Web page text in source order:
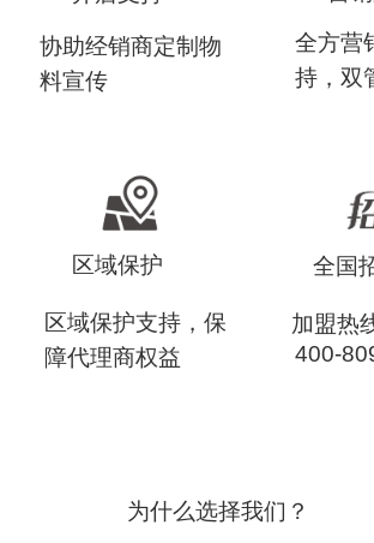
400-
加盟热
全国
区域保护支持，保
障代理商权益
区域保护
全方营
持，双
协助经销商定制物
料宣传
为什么选择我们？